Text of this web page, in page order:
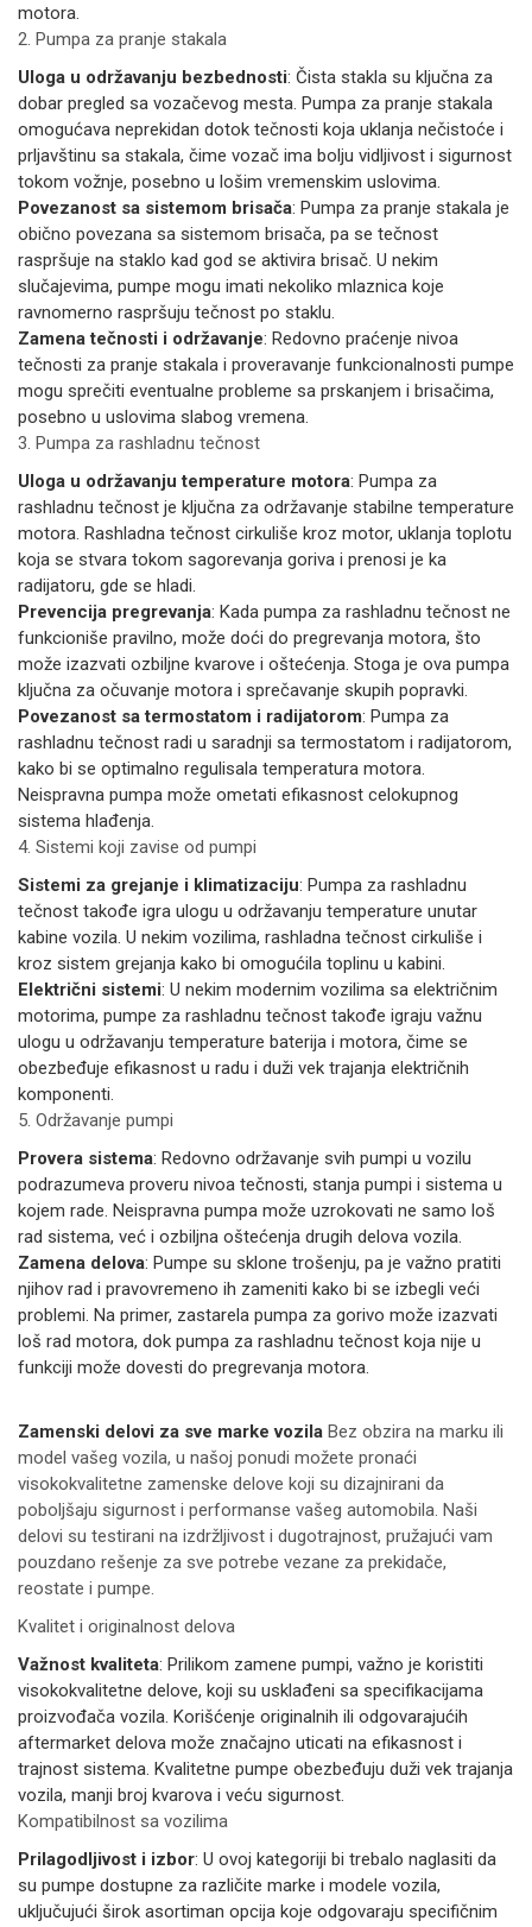
motora.
2. Pumpa za pranje stakala
Uloga u održavanju bezbednosti: Čista stakla su ključna za
dobar pregled sa vozačevog mesta. Pumpa za pranje stakala
omogućava neprekidan dotok tečnosti koja uklanja nečistoće i
prljavštinu sa stakala, čime vozač ima bolju vidljivost i sigurnost
tokom vožnje, posebno u lošim vremenskim uslovima.
Povezanost sa sistemom brisača: Pumpa za pranje stakala je
obično povezana sa sistemom brisača, pa se tečnost
raspršuje na staklo kad god se aktivira brisač. U nekim
slučajevima, pumpe mogu imati nekoliko mlaznica koje
ravnomerno raspršuju tečnost po staklu.
Zamena tečnosti i održavanje: Redovno praćenje nivoa
tečnosti za pranje stakala i proveravanje funkcionalnosti pumpe
mogu sprečiti eventualne probleme sa prskanjem i brisačima,
posebno u uslovima slabog vremena.
3. Pumpa za rashladnu tečnost
Uloga u održavanju temperature motora: Pumpa za
rashladnu tečnost je ključna za održavanje stabilne temperature
motora. Rashladna tečnost cirkuliše kroz motor, uklanja toplotu
koja se stvara tokom sagorevanja goriva i prenosi je ka
radijatoru, gde se hladi.
Prevencija pregrevanja: Kada pumpa za rashladnu tečnost ne
funkcioniše pravilno, može doći do pregrevanja motora, što
može izazvati ozbiljne kvarove i oštećenja. Stoga je ova pumpa
ključna za očuvanje motora i sprečavanje skupih popravki.
Povezanost sa termostatom i radijatorom: Pumpa za
rashladnu tečnost radi u saradnji sa termostatom i radijatorom,
kako bi se optimalno regulisala temperatura motora.
Neispravna pumpa može ometati efikasnost celokupnog
sistema hlađenja.
4. Sistemi koji zavise od pumpi
Sistemi za grejanje i klimatizaciju: Pumpa za rashladnu
tečnost takođe igra ulogu u održavanju temperature unutar
kabine vozila. U nekim vozilima, rashladna tečnost cirkuliše i
kroz sistem grejanja kako bi omogućila toplinu u kabini.
Električni sistemi: U nekim modernim vozilima sa električnim
motorima, pumpe za rashladnu tečnost takođe igraju važnu
ulogu u održavanju temperature baterija i motora, čime se
obezbeđuje efikasnost u radu i duži vek trajanja električnih
komponenti.
5. Održavanje pumpi
Provera sistema: Redovno održavanje svih pumpi u vozilu
podrazumeva proveru nivoa tečnosti, stanja pumpi i sistema u
kojem rade. Neispravna pumpa može uzrokovati ne samo loš
rad sistema, već i ozbiljna oštećenja drugih delova vozila.
Zamena delova: Pumpe su sklone trošenju, pa je važno pratiti
njihov rad i pravovremeno ih zameniti kako bi se izbegli veći
problemi. Na primer, zastarela pumpa za gorivo može izazvati
loš rad motora, dok pumpa za rashladnu tečnost koja nije u
funkciji može dovesti do pregrevanja motora.
Zamenski delovi za sve marke vozila Bez obzira na marku ili
model vašeg vozila, u našoj ponudi možete pronaći
visokokvalitetne zamenske delove koji su dizajnirani da
poboljšaju sigurnost i performanse vašeg automobila. Naši
delovi su testirani na izdržljivost i dugotrajnost, pružajući vam
pouzdano rešenje za sve potrebe vezane za prekidače,
reostate i pumpe.
Kvalitet i originalnost delova
Važnost kvaliteta: Prilikom zamene pumpi, važno je koristiti
visokokvalitetne delove, koji su usklađeni sa specifikacijama
proizvođača vozila. Korišćenje originalnih ili odgovarajućih
aftermarket delova može značajno uticati na efikasnost i
trajnost sistema. Kvalitetne pumpe obezbeđuju duži vek trajanja
vozila, manji broj kvarova i veću sigurnost.
Kompatibilnost sa vozilima
Prilagodljivost i izbor: U ovoj kategoriji bi trebalo naglasiti da
su pumpe dostupne za različite marke i modele vozila,
uključujući širok asortiman opcija koje odgovaraju specifičnim